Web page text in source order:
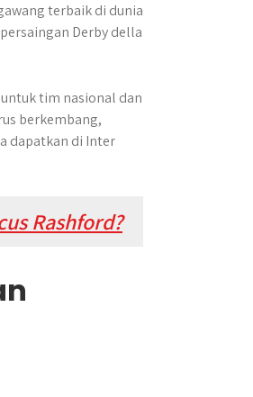
terbaik di dunia
Derby della
tim nasional dan
berkembang,
dapatkan di Inter
Rashford?